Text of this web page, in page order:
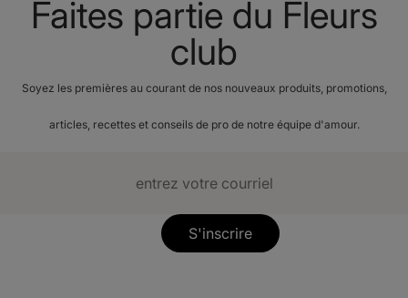
Faites partie du Fleurs
club
Soyez les premières au courant de nos nouveaux produits, promotions,
articles, recettes et conseils de pro de notre équipe d'amour.
S'inscrire